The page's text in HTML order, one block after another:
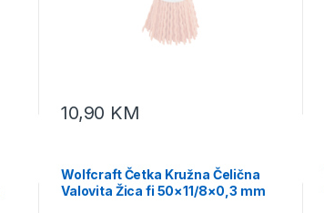
10,90 KM
Wolfcraft Četka Kružna Čelična
Valovita Žica fi 50×11/8×0,3 mm